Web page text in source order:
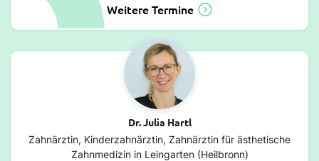
Weitere Termine
Dr. Julia Hartl
Zahnärztin, Kinderzahnärztin, Zahnärztin für ästhetische
Zahnmedizin in Leingarten (Heilbronn)